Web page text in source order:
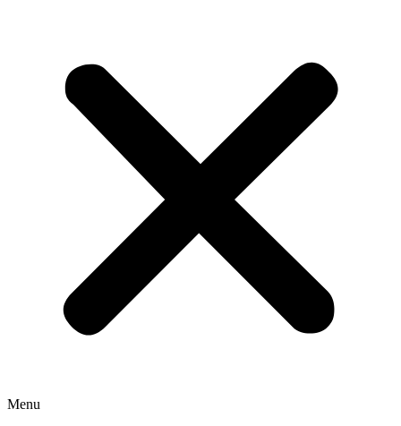
Menu